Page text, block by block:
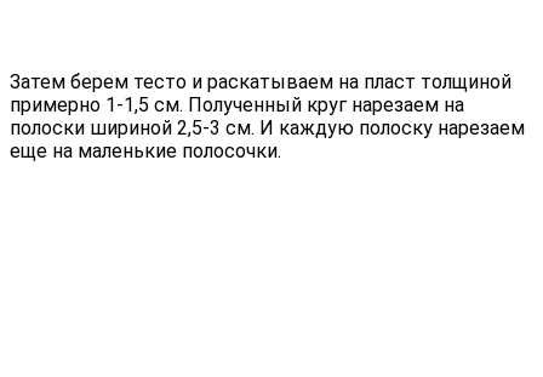
Затем берем тесто и раскатываем на пласт толщиной
примерно 1-1,5 см. Полученный круг нарезаем на
полоски шириной 2,5-3 см. И каждую полоску нарезаем
еще на маленькие полосочки.